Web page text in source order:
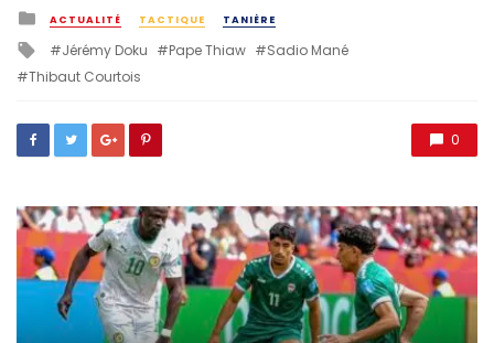
Posted
in
ACTUALITÉ TACTIQUE TANIÈRE
Tagged
with
Jérémy Doku Pape Thiaw
Sadio Mané
Thibaut Courtois
0